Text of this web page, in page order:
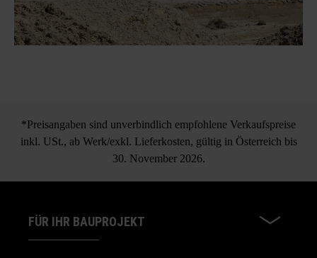
*Preisangaben sind unverbindlich empfohlene Verkaufspreise
inkl. USt., ab Werk/exkl. Lieferkosten, gültig in Österreich bis
30. November 2026.
FÜR IHR BAUPROJEKT